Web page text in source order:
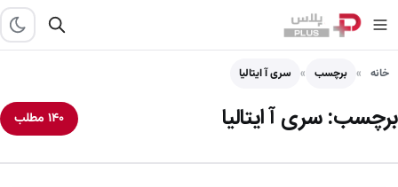
خانه برچسب سری آ ایتالیا
برچسب:سری آ ایتالیا ۱۴۰ مطلب